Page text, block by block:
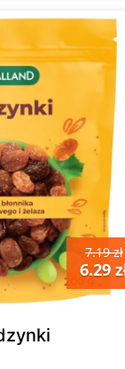
7.19 zł
6.29